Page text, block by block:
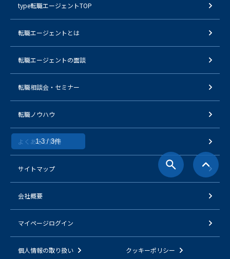
1-3 / 3件
type転職エージェントTOP
転職エージェントとは
転職エージェントの面談
転職相談会・セミナー
転職ノウハウ
よくあるご質問
サイトマップ
会社概要
マイページログイン
個人情報の取り扱い クッキーポリシー